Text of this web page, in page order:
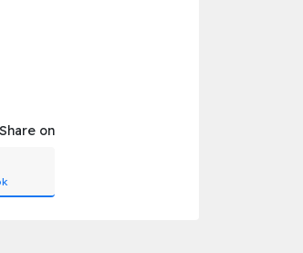
Share on ...